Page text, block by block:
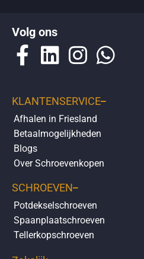
Op deklantenservicepagina
bezorgen
Volg ons
KLANTENSERVICE
Afhalen in Friesland
Betaalmogelijkheden
Blogs
Over Schroevenkopen
SCHROEVEN
Potdekselschroeven
Spaanplaatschroeven
Tellerkopschroeven